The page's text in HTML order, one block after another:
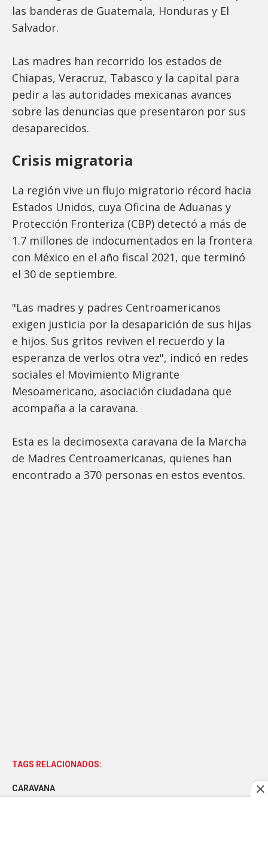
las banderas de Guatemala, Honduras y El
Salvador.
Las madres han recorrido los estados de
Chiapas, Veracruz, Tabasco y la capital para
pedir a las autoridades mexicanas avances
sobre las denuncias que presentaron por sus
desaparecidos.
Crisis migratoria
La región vive un flujo migratorio récord hacia
Estados Unidos, cuya Oficina de Aduanas y
Protección Fronteriza (CBP) detectó a más de
1.7 millones de indocumentados en la frontera
con México en el año fiscal 2021, que terminó
el 30 de septiembre.
"Las madres y padres Centroamericanos
exigen justicia por la desaparición de sus hijas
e hijos. Sus gritos reviven el recuerdo y la
esperanza de verlos otra vez", indicó en redes
sociales el Movimiento Migrante
Mesoamericano, asociación ciudadana que
acompaña a la caravana.
Esta es la decimosexta caravana de la Marcha
de Madres Centroamericanas, quienes han
encontrado a 370 personas en estos eventos.
TAGS RELACIONADOS:
CARAVANA